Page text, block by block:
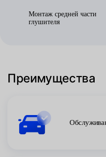
Монтаж средней части
глушителя
Преимущества